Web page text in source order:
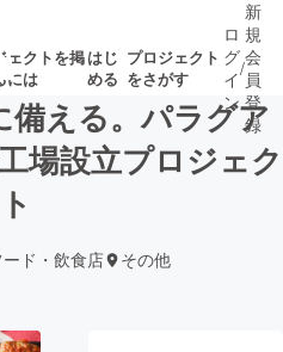
ェクトを掲
には
はじ
める
プロジェクト
をさがす
ロ
ロ
グ
イ
ン
/
新
規
会
員
登
録
備える。パラグア
場設立プロジェク
ト
ード・飲食店 その他